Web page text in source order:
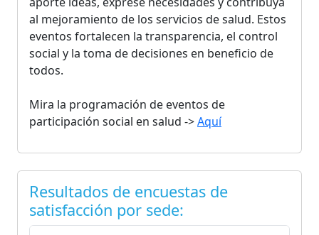
al mejoramiento de los servicios de salud. Estos
eventos fortalecen la transparencia, el control
social y la toma de decisiones en beneficio de
todos.
Mira la programación de eventos de
participación social en salud ->Aquí
Resultados de encuestas de
satisfacción por sede: